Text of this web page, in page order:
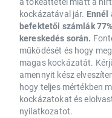
kockázatával jár.
befektetői számlák
kereskedés során.
működését és hogy
magas kockázatát.
amennyit kész
hogy teljes mértékben
kockázatokat és
nyilatkozatot.